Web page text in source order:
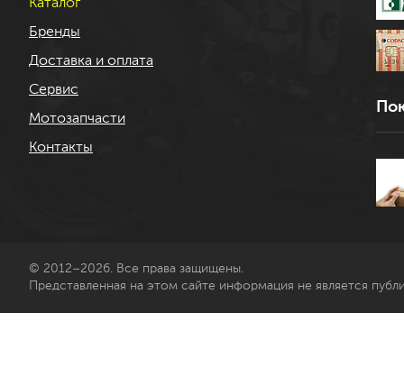
Каталог
Бренды
Доставка и оплата
Сервис
Мотозапчасти
Контакты
© 2012–2026. Все права защищены.
Представленная на этом сайте информация не является